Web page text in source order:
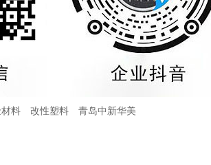
料 改性塑料
青岛中新华美